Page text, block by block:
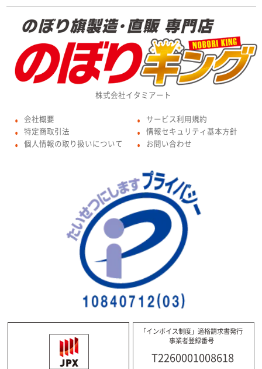
株式会社イタミアート
● 会社概要
● 特定商取引法
● 個人情報の取り扱いについて
● サービス利用規約
● 情報セキュリティ基本方針
● お問い合わせ
「インボイス制度」適格請求書発行
事業者登録番号
T2260001008618